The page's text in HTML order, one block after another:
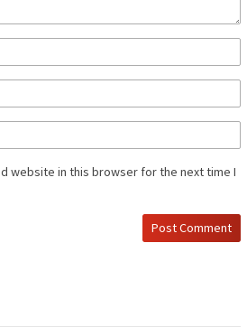
website in this browser for the next time I